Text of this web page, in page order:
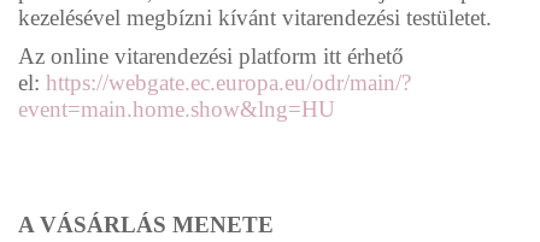
kezelésével megbízni kívánt vitarendezési testületet.
Az online vitarendezési platform itt érhető
el: https://webgate.ec.europa.eu/odr/main/?
event=main.home.show&lng=HU
A VÁSÁRLÁS MENETE